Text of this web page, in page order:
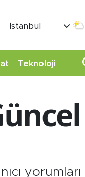
İstanbul
Teknoloji
yorumları